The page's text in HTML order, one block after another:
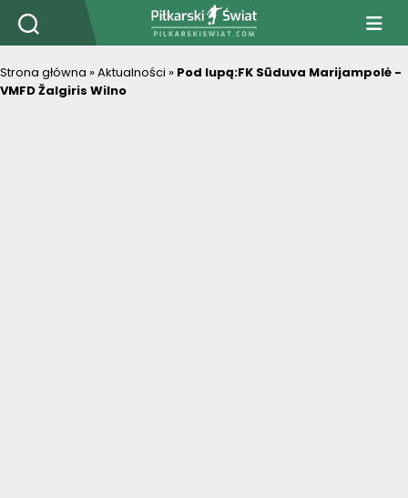
PiłkarskiSwiat.com
Strona główna »Aktualności » Pod lupą:FK Sūduva Marijampolė -
VMFD Žalgiris Wilno